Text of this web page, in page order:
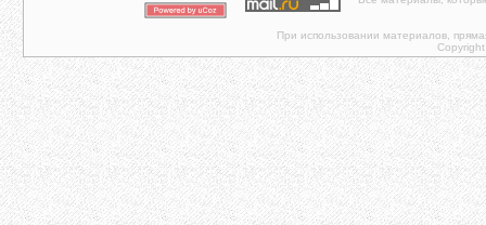
При использовании материалов,